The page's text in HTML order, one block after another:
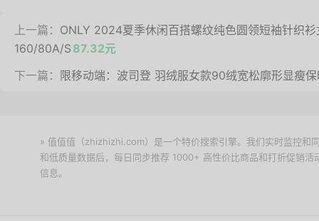
上一篇： ONLY 2024夏季休闲百搭螺纹纯色圆领短袖针织
160/80A/S 87.32元
下一篇： 限移动端：波司登 羽绒服女款90绒宽松廓形显瘦
» 值值值（zhizhizhi.com）是一个特价搜索引擎。我们实时监控和
和低质量数据后，每日同步推荐 1000+ 高性价比商品和打折促销
信息。